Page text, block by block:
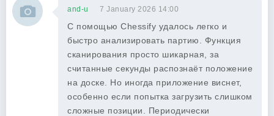
and-u 7 January 2026 14:00
С помощью Chessify удалось легко и
быстро анализировать партию. Функция
сканирования просто шикарная, за
считанные секунды распознаёт положение
на доске. Но иногда приложение виснет,
особенно если попытка загрузить слишком
сложные позиции. Периодически